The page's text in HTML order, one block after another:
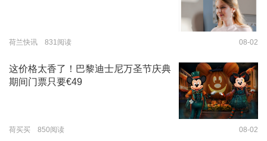
荷兰快讯 831阅读 08-02
这价格太香了！巴黎迪士尼万圣节庆典
期间门票只要€49
荷买买 850阅读 08-02